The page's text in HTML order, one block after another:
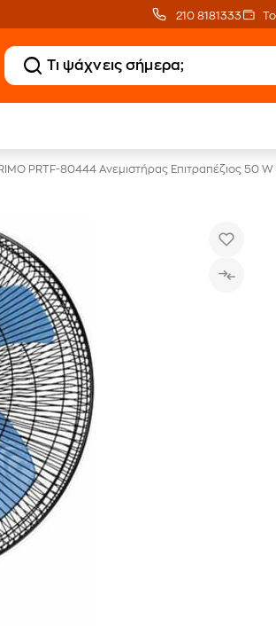
210 8181333
20 €
PRTF-80444 Ανεμιστήρας Επιτραπέζιος 50